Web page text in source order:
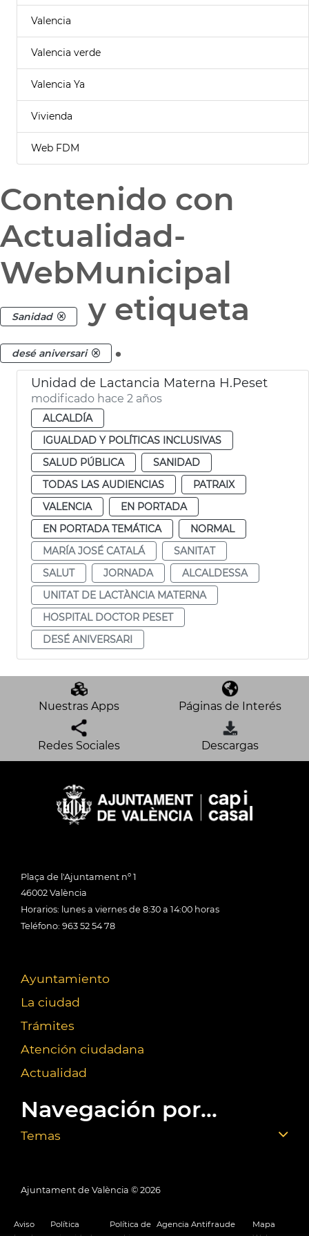
Valencia
Valencia verde
Valencia Ya
Vivienda
Web FDM
Contenido con
Actualidad-
WebMunicipal
Sanidad y etiqueta
desé aniversari .
Unidad de Lactancia Materna H.Peset
modificado hace 2 años
ALCALDÍA
IGUALDAD Y POLÍTICAS INCLUSIVAS
SALUD PÚBLICA
SANIDAD
TODAS LAS AUDIENCIAS
PATRAIX
VALENCIA
EN PORTADA
EN PORTADA TEMÁTICA
NORMAL
MARÍA JOSÉ CATALÁ
SANITAT
SALUT
JORNADA
ALCALDESSA
UNITAT DE LACTÀNCIA MATERNA
HOSPITAL DOCTOR PESET
DESÉ ANIVERSARI
Nuestras Apps Páginas de Interés
Redes Sociales Descargas
Plaça de l'Ajuntament nº 1
46002 València
Horarios: lunes a viernes de 8:30 a 14:00 horas
Teléfono: 963 52 54 78
Ayuntamiento
La ciudad
Trámites
Atención ciudadana
Actualidad
Navegación por...
Temas
Ajuntament de València © 2026
Aviso
Política
Política de Agencia Antifraude
Mapa